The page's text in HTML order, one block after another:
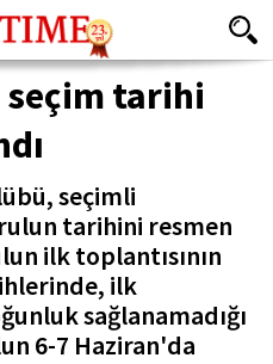
seçim tarihi
seçimli
tarihini resmen
ilk toplantısının
ilk
sağlanamadığı
6-7 Haziran'da